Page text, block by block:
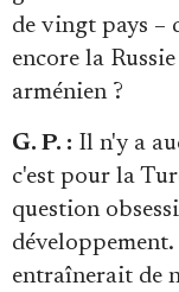
de vingt pays –
encore la
arménien ?
G. P. : Il n'y a
c'est pour la
question
entraînerait de